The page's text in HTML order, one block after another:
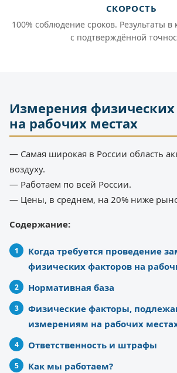
СКОРОСТЬ
100% соблюдение сроков. Результаты
с подтверждённой
Измерения
на рабочих местах
— Самая широкая в России область
воздуху.
— Работаем по всей России.
— Цены, в среднем, на 20% ниже
Содержание:
Когда требуется проведение
физических факторов на
Нормативная база
Физические факторы,
измерениям на рабочих
Ответственность и штрафы
Как мы работаем?